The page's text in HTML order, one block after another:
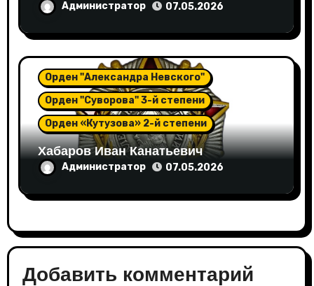
Администратор 07.05.2026
Орден "Александра Невского"
Орден "Суворова" 3-й степени
Орден «Кутузова» 2-й степени
Хабаров Иван Канатьевич
Администратор 07.05.2026
Добавить комментарий